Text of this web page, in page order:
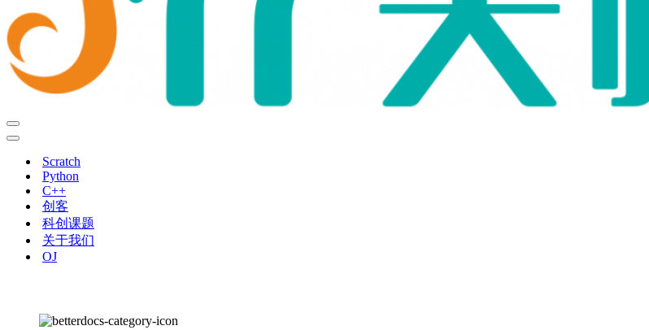
导
航
导
Scratch
Python
C++
创客
科创课题
关于我们
OJ